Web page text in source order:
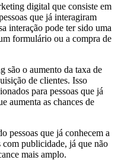
digital que consiste em
que já interagiram
interação pode ter sido uma
formulário ou a compra de
são o aumento da taxa de
de clientes. Isso
para pessoas que já
aumenta as chances de
pessoas que já conhecem a
com publicidade, já que não
mais amplo.